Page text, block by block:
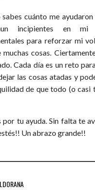
sabes cuánto me
incipientes en mi
para reforzar mi
muchas cosas.
Cada día es un reto
las cosas atadas y
de que todo (o casi
por tu ayuda. Sin falta te
Un abrazo grande!!